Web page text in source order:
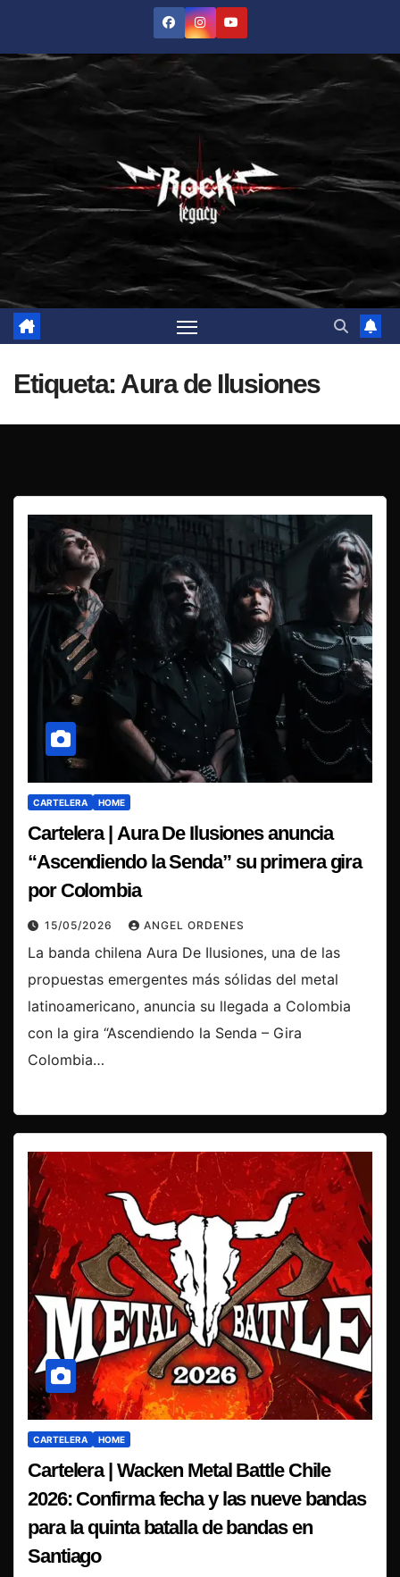
contenido
Etiqueta: Aura de Ilusiones
CARTELERA HOME
Cartelera | Aura De Ilusiones anuncia
“Ascendiendo la Senda” su primera gira
por Colombia
15/05/2026 ANGEL ORDENES
La banda chilena Aura De Ilusiones, una de las
propuestas emergentes más sólidas del metal
latinoamericano, anuncia su llegada a Colombia
con la gira “Ascendiendo la Senda – Gira
Colombia…
CARTELERA HOME
Cartelera | Wacken Metal Battle Chile
2026: Confirma fecha y las nueve bandas
para la quinta batalla de bandas en
Santiago